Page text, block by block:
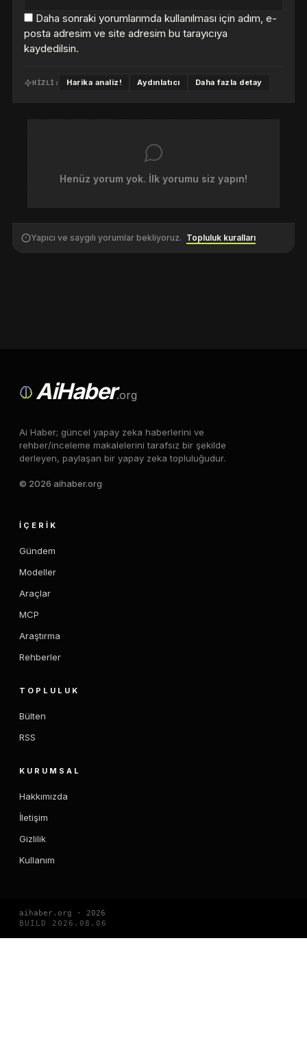
Daha sonraki yorumlarımda kullanılması için adım, e-
posta adresim ve site adresim bu tarayıcıya
kaydedilsin.
HIZLI: Harika analiz! Aydınlatıcı Daha fazla detay
Henüz yorum yok. İlk yorumu siz yapın!
Yapıcı ve saygılı yorumlar bekliyoruz. Topluluk kuralları
AiHaber.org
Ai Haber; güncel yapay zeka haberlerini ve
rehber/inceleme makalelerini tarafsız bir şekilde
derleyen, paylaşan bir yapay zeka topluluğudur.
© 2026 aihaber.org
İÇERIK
Gündem
Modeller
Araçlar
MCP
Araştırma
Rehberler
TOPLULUK
Bülten
RSS
KURUMSAL
Hakkımızda
İletişim
Gizlilik
Kullanım
aihaber.org · 2026
BUILD 2026.08.06